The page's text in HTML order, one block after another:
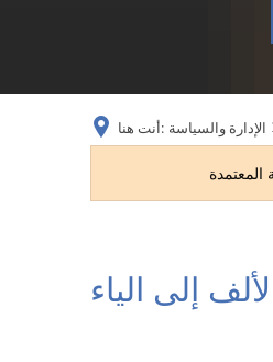
أنت هنا: الإدارة والسياسة
الإداراتإلى الياء